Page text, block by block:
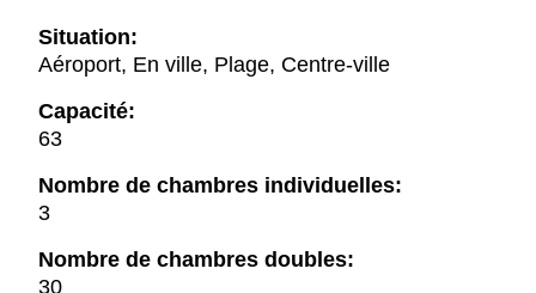
Situation:
Aéroport, En ville, Plage, Centre-ville
Capacité:
63
Nombre de chambres individuelles:
3
Nombre de chambres doubles:
30